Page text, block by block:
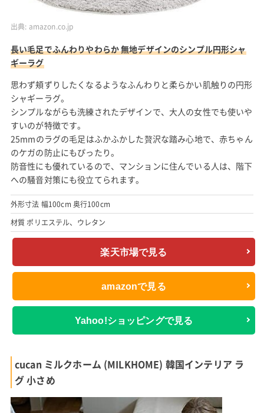
出典: amazon.co.jp
長い毛足でふんわりやわらか 無地デザインのシンプル円形シャ
ギーラグ
思わず頬ずりしたくなるようなふんわりと柔らかい肌触りの円形
シャギーラグ。
シンプルながらも洗練されたデザインで、大人の女性でも使いや
すいのが特徴です。
25mmのラグの毛足はふかふかした贅沢な踏み心地で、赤ちゃん
のケガの防止にもぴったり。
防音性にも優れているので、マンションに住んでいる人は、階下
への騒音対策にも役立てられます。
外形寸法 幅100cm 奥行100cm
材質 ポリエステル、ウレタン
楽天市場で見る
amazonで見る
Yahoo!ショッピングで見る
cucan ミルクホーム (MILKHOME) 韓国インテリア ラ
グ 小さめ